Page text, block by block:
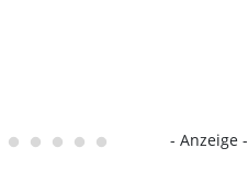
- Anzeige -